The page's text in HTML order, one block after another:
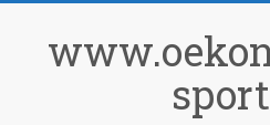
springen